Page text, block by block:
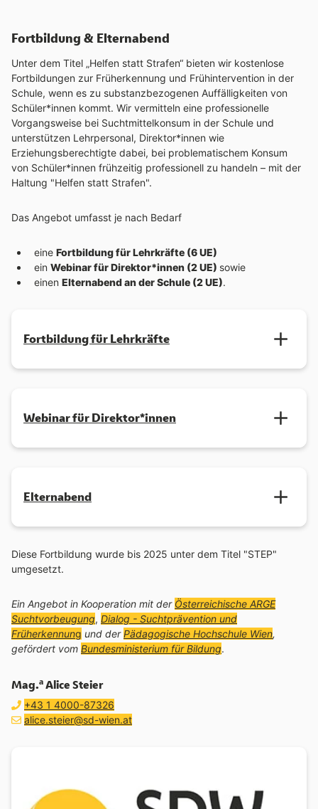
Fortbildung & Elternabend
Unter dem Titel „Helfen statt Strafen“ bieten wir kostenlose
Fortbildungen zur Früherkennung und Frühintervention in der
Schule, wenn es zu substanzbezogenen Auffälligkeiten von
Schüler*innen kommt. Wir vermitteln eine professionelle
Vorgangsweise bei Suchtmittelkonsum in der Schule und
unterstützen Lehrpersonal, Direktor*innen wie
Erziehungsberechtigte dabei, bei problematischem Konsum
von Schüler*innen frühzeitig professionell zu handeln – mit der
Haltung "Helfen statt Strafen".
Das Angebot umfasst je nach Bedarf
eine Fortbildung für Lehrkräfte (6 UE)
ein Webinar für Direktor*innen (2 UE) sowie
einen Elternabend an der Schule (2 UE).
Fortbildung für Lehrkräfte
Webinar für Direktor*innen
Elternabend
Diese Fortbildung wurde bis 2025 unter dem Titel "STEP"
umgesetzt.
Ein Angebot in Kooperation mit der Österreichische ARGE
Suchtvorbeugung, Dialog - Suchtprävention und
Früherkennung und derPädagogische Hochschule Wien,
gefördert vom Bundesministerium für Bildung.
Mag.aAlice Steier
Telefon:
+43 1 4000-87326
E-Mail Adresse:
E-Mail schreiben an
alice.steier@sd-wien.at(öffnet Mailprogramm)